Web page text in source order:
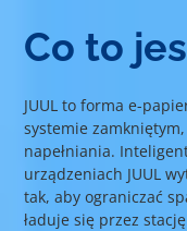
Co to
JUUL to forma e-
systemie
napełniania.
urządzeniach JUUL
tak, aby ograniczać
ładuje się przez